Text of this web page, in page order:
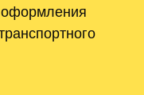
оформления